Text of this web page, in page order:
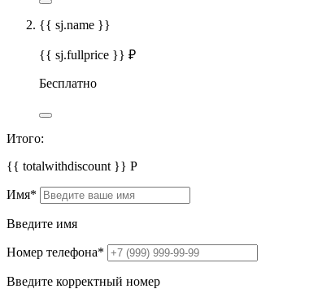
{{ sj.name }}
{{ sj.fullprice }} ₽
Бесплатно
Итого:
{{ totalwithdiscount }} Р
Имя*
Введите имя
Номер телефона*
Введите корректный номер